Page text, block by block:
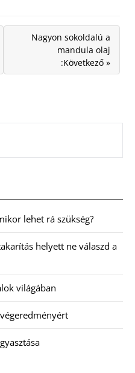
Nagyon sokoldalú a
mandula olaj
:Következő »
lehet rá szükség?
helyett ne válaszd a
világában